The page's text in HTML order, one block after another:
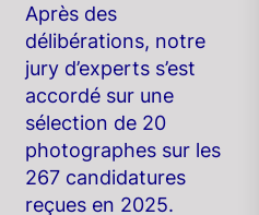
Après des
délibérations, notre
jury d’experts s’est
accordé sur une
sélection de 20
photographes sur les
267 candidatures
reçues en 2025.